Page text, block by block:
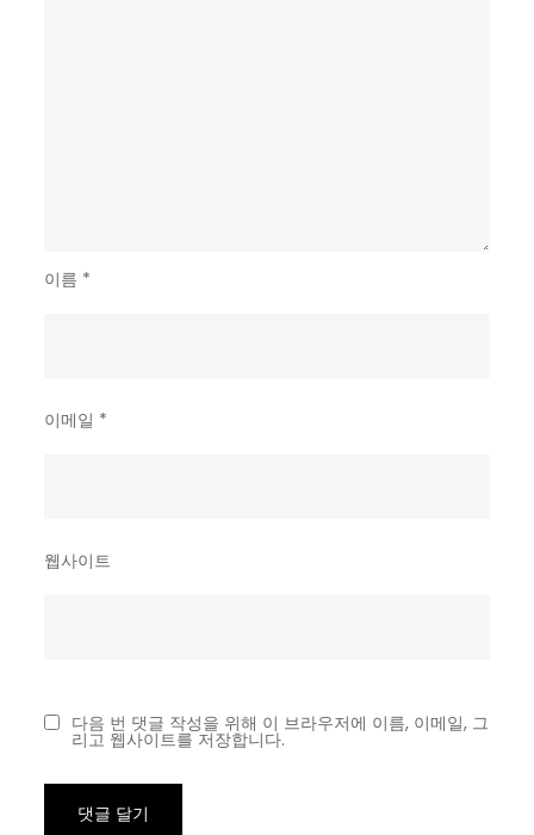
이름 *
이메일 *
웹사이트
다음 번 댓글 작성을 위해 이 브라우저에 이름, 이메일, 그
리고 웹사이트를 저장합니다.